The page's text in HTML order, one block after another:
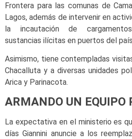
Frontera para las comunas de
Lagos, además de intervenir en
la incautación de
sustancias ilícitas en puertos del
Asimismo, tiene contempladas
Chacalluta y a diversas unidades
Arica y Parinacota.
ARMANDO UN EQUIPO
La expectativa en el ministerio es
días Giannini anuncie a los